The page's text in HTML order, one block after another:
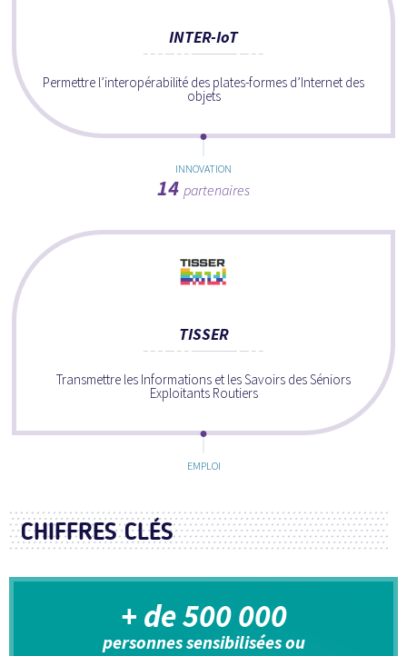
INTER-IoT
Permettre l’interopérabilité des plates-formes d’Internet des
objets
INNOVATION
14 partenaires
TISSER
Transmettre les Informations et les Savoirs des Séniors
Exploitants Routiers
EMPLOI
CHIFFRES CLÉS
+ de 500 000
personnes sensibilisées ou